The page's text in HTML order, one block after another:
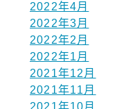
2022年4月
2022年3月
2022年2月
2022年1月
2021年12月
2021年11月
2021年10月